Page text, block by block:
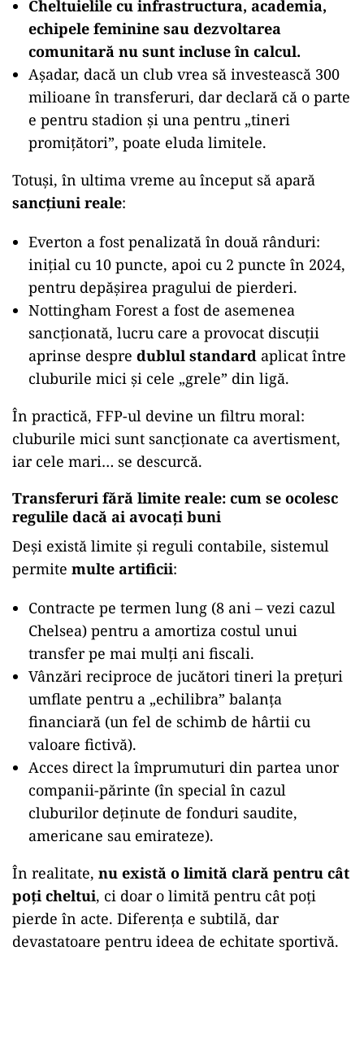
Cheltuielile cu infrastructura, academia,
echipele feminine sau dezvoltarea
comunitară nu sunt incluse în calcul.
Așadar, dacă un club vrea să investească 300
milioane în transferuri, dar declară că o parte
e pentru stadion și una pentru „tineri
promițători”, poate eluda limitele.
Totuși, în ultima vreme au început să apară
sancțiuni reale:
Everton a fost penalizată în două rânduri:
inițial cu 10 puncte, apoi cu 2 puncte în 2024,
pentru depășirea pragului de pierderi.
Nottingham Forest a fost de asemenea
sancționată, lucru care a provocat discuții
aprinse despre dublul standard aplicat între
cluburile mici și cele „grele” din ligă.
În practică, FFP-ul devine un filtru moral:
cluburile mici sunt sancționate ca avertisment,
iar cele mari… se descurcă.
Transferuri fără limite reale: cum se ocolesc
regulile dacă ai avocați buni
Deși există limite și reguli contabile, sistemul
permite multe artificii:
Contracte pe termen lung (8 ani – vezi cazul
Chelsea) pentru a amortiza costul unui
transfer pe mai mulți ani fiscali.
Vânzări reciproce de jucători tineri la prețuri
umflate pentru a „echilibra” balanța
financiară (un fel de schimb de hârtii cu
valoare fictivă).
Acces direct la împrumuturi din partea unor
companii-părinte (în special în cazul
cluburilor deținute de fonduri saudite,
americane sau emirateze).
În realitate, nu există o limită clară pentru cât
poți cheltui, ci doar o limită pentru cât poți
pierde în acte. Diferența e subtilă, dar
devastatoare pentru ideea de echitate sportivă.